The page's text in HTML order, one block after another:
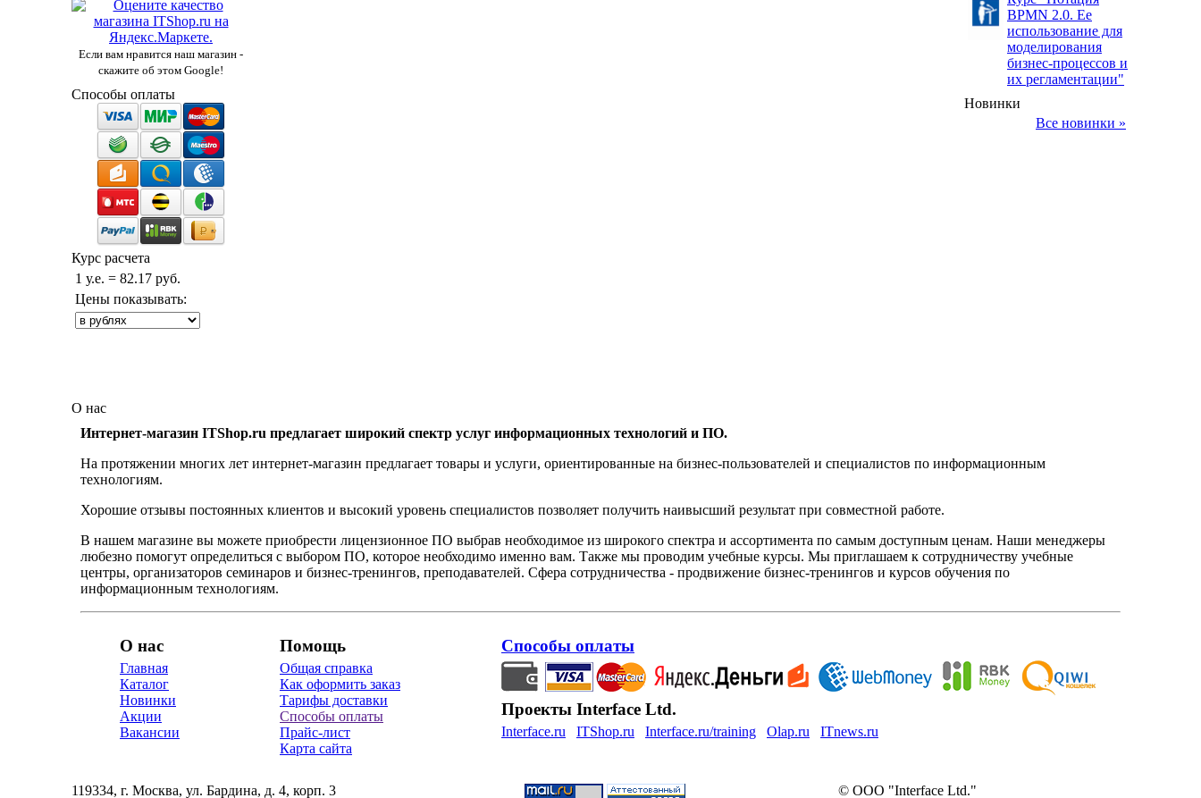
Если вам нравится наш магазин -
скажите об этом Google!
Способы оплаты
Курс расчета
1 у.е. = 82.17 руб.
Цены показывать:
BPMN 2.0. Ее
использование для
моделирования
бизнес-процессов и
их регламентации"
Новинки
Все новинки »
О нас
Интернет-магазин ITShop.ru предлагает широкий спектр услуг информационных технологий и ПО.
На протяжении многих лет интернет-магазин предлагает товары и услуги, ориентированные на бизнес-пользователей и специалистов по информационным
технологиям.
Хорошие отзывы постоянных клиентов и высокий уровень специалистов позволяет получить наивысший результат при совместной работе.
В нашем магазине вы можете приобрести лицензионное ПО выбрав необходимое из широкого спектра и ассортимента по самым доступным ценам. Наши менеджеры
любезно помогут определиться с выбором ПО, которое необходимо именно вам. Также мы проводим учебные курсы. Мы приглашаем к сотрудничеству учебные
центры, организаторов семинаров и бизнес-тренингов, преподавателей. Сфера сотрудничества - продвижение бизнес-тренингов и курсов обучения по
информационным технологиям.
О нас
Главная
Каталог
Новинки
Акции
Вакансии
Помощь
Общая справка
Как оформить заказ
Тарифы доставки
Способы оплаты
Прайс-лист
Карта сайта
Способы оплаты
Проекты Interface Ltd.
Interface.ru ITShop.ru Interface.ru/training Olap.ru ITnews.ru
119334, г. Москва, ул. Бардина, д. 4, корп. 3 © ООО "Interface Ltd."